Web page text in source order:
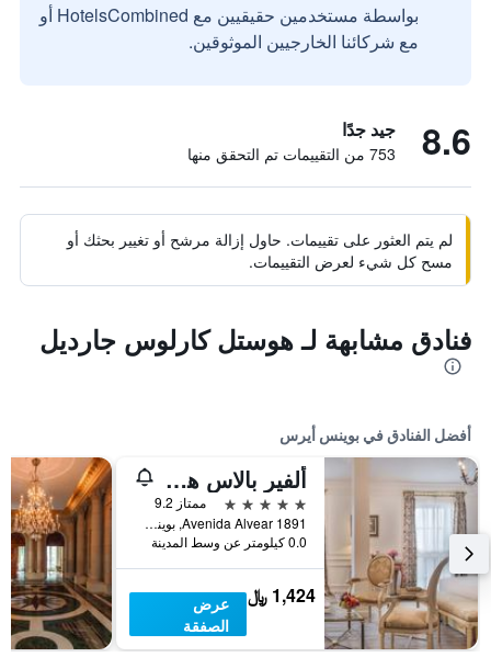
بواسطة مستخدمين حقيقيين مع HotelsCombined أو
مع شركائنا الخارجيين الموثوقين.
8.6 جيد جدًا
753 من التقييمات تم التحقق منها
لم يتم العثور على تقييمات. حاول إزالة مرشح أو تغيير بحثك أو
مسح كل شيء لعرض التقييمات.
فنادق مشابهة لـ هوستل كارلوس جارديل
أفضل الفنادق في بوينس أيرس
ألفير بالاس هوتل
5 نجوم
ممتاز 9.2
Avenida Alvear 1891, بوينس أيرس, Capital Federal District, الأرجنتين
0.0 كيلومتر عن وسط المدينة
1,424 ﷼
عرض
الصفقة